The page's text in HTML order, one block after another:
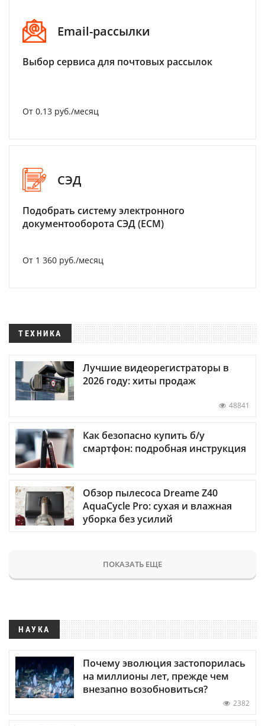
Email-рассылки
Выбор сервиса для почтовых рассылок
От 0.13 руб./месяц
СЭД
Подобрать систему электронного
документооборота СЭД (ECM)
От 1 360 руб./месяц
ТЕХНИКА
Лучшие видеорегистраторы в
2026 году: хиты продаж
48841
Как безопасно купить б/у
смартфон: подробная инструкция
Обзор пылесоса Dreame Z40
AquaCycle Pro: сухая и влажная
уборка без усилий
ПОКАЗАТЬ ЕЩЕ
НАУКА
Почему эволюция застопорилась
на миллионы лет, прежде чем
внезапно возобновиться?
2382